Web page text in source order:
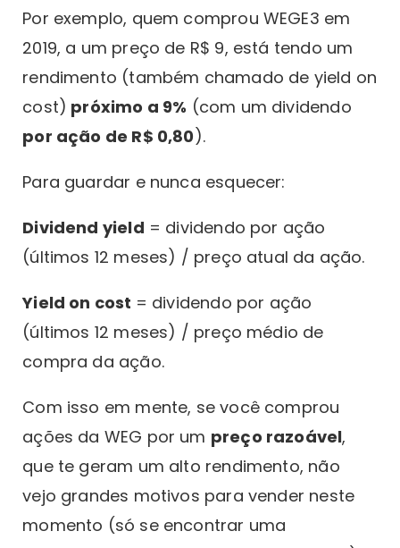
Por exemplo, quem comprou WEGE3 em
2019, a um preço de R$ 9, está tendo um
rendimento (também chamado de yield on
cost) próximo a 9% (com um dividendo
por ação de R$ 0,80).
Para guardar e nunca esquecer:
Dividend yield = dividendo por ação
(últimos 12 meses) / preço atual da ação.
Yield on cost = dividendo por ação
(últimos 12 meses) / preço médio de
compra da ação.
Com isso em mente, se você comprou
ações da WEG por um preço razoável,
que te geram um alto rendimento, não
vejo grandes motivos para vender neste
momento (só se encontrar uma